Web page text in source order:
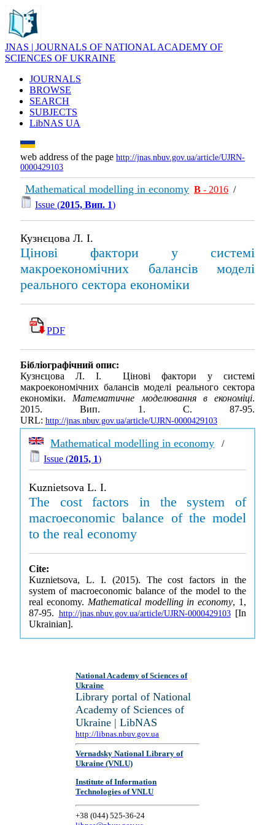
JNAS | JOURNALS OF NATIONAL ACADEMY OF
SCIENCES OF UKRAINE
JOURNALS
BROWSE
SEARCH
SUBJECTS
LibNAS UA
web address of the page http://jnas.nbuv.gov.ua/article/UJRN-
0000429103
Mathematical modelling in economy В - 2016 /
Issue (2015, Вип. 1)
Кузнєцова Л. І.
Цінові фактори у системі
макроекономічних балансів моделі
реального сектора економіки
PDF
Бібліографічний опис:
Кузнєцова Л. І. Цінові фактори у системі
макроекономічних балансів моделі реального сектора
економіки.Математичне моделювання в економіці.
2015. Вип. 1. С. 87-95.
URL: http://jnas.nbuv.gov.ua/article/UJRN-0000429103
Mathematical modelling in economy /
Issue (2015, 1)
Kuznietsova L. I.
The cost factors in the system of
macroeconomic balance of the model
to the real economy
Cite:
Kuznietsova, L. I. (2015). The cost factors in the
system of macroeconomic balance of the model to the
real economy. Mathematical modelling in economy, 1,
87-95. http://jnas.nbuv.gov.ua/article/UJRN-0000429103[In
Ukrainian].
National Academy of Sciences of
Ukraine
Library portal of National
Academy of Sciences of
Ukraine | LibNAS
http://libnas.nbuv.gov.ua
Vernadsky National Library of
Ukraine (VNLU)
Institute of Information
Technologies of VNLU
+38 (044) 525-36-24